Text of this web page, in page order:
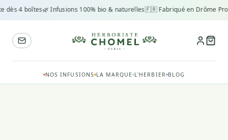
dès 4 boîtes🌿 Infusions 100% bio & naturelles🇫🇷 Fabriqué en Drôme
NOS INFUSIONS LA MARQUE L'HERBIER BLOG